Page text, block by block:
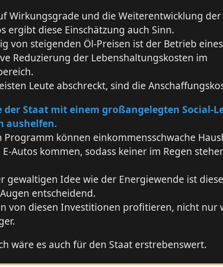
Wirkungsgrade und die Weiterentwicklung der
ergibt diese Einschätzung auch Sinn.
von steigenden Öl-Preisen ist der Betrieb
Reduzierung der Lebenshaltungskosten im
Leute abschreckt, sind die
der Staat mit einem großangelegten Social-
aushelfen.
Programm können einkommensschwache
Autos kommen, sodass keiner im Regen
gewaltigen Idee wie der Energiewende ist
entscheidend.
von diesen Investitionen profitieren, nicht nur
wäre es auch für den Staat erstrebenswert.